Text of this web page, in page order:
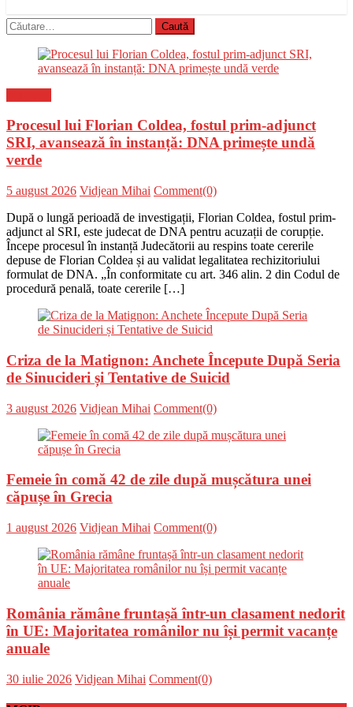
Caută
după:
Procesul lui Florian Coldea, fostul prim-adjunct
SRI, avansează în instanță: DNA primește undă
verde
Posted
5 august 2026 Author
Vidjean Mihai Comment(0)
După o lungă perioadă de investigații, Florian Coldea, fostul prim-
adjunct al SRI, este judecat de DNA pentru acuzații de corupție.
Începe procesul în instanță Judecătorii au respins toate cererile
depuse de Florian Coldea și au validat legalitatea rechizitoriului
formulat de DNA. „În conformitate cu art. 346 alin. 2 din Codul de
procedură penală, toate cererile […]
Criza de la Matignon: Anchete Începute După Seria
de Sinucideri și Tentative de Suicid
Posted
3 august 2026 Author
Vidjean Mihai Comment(0)
Femeie în comă 42 de zile după mușcătura unei
căpușe în Grecia
Posted
1 august 2026 Author
Vidjean Mihai Comment(0)
România rămâne fruntașă într-un clasament nedorit
în UE: Majoritatea românilor nu își permit vacanțe
anuale
Posted
30 iulie 2026 Author
Vidjean Mihai Comment(0)